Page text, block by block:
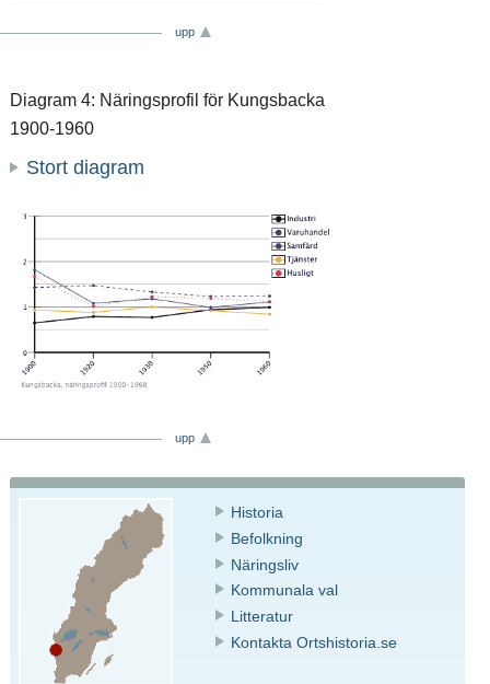
upp
Diagram 4: Näringsprofil för Kungsbacka
1900-1960
Stort diagram
upp
Historia
Befolkning
Näringsliv
Kommunala val
Litteratur
Kontakta Ortshistoria.se